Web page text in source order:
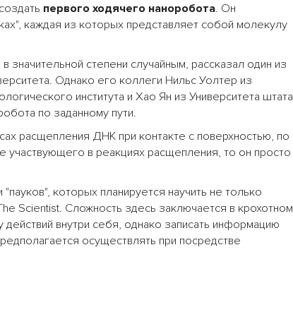
первого ходячего наноробота. Он
каждая из которых представляет собой молекулу
значительной степени случайным, рассказал один из
Однако его коллеги Нильс Уолтер из
института и Хао Ян из Университета штата
по заданному пути.
расщепления ДНК при контакте с поверхностью, по
участвующего в реакциях расщепления, то он просто
которых планируется научить не только
Scientist. Сложность здесь заключается в крохотном
внутри себя, однако записать информацию
осуществлять при посредстве